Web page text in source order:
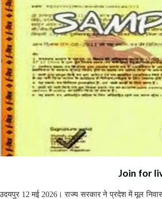
Join for
12 मई 2026। राज्य सरकार ने प्रदेश में मूल